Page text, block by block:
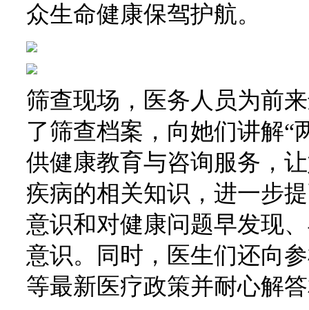
众生命健康保驾护航。
筛查现场，医务人员为前
了筛查档案，向她们讲解“
供健康教育与咨询服务，
疾病的相关知识，进一步
意识和对健康问题早发现
意识。同时，医生们还向
等最新医疗政策并耐心解